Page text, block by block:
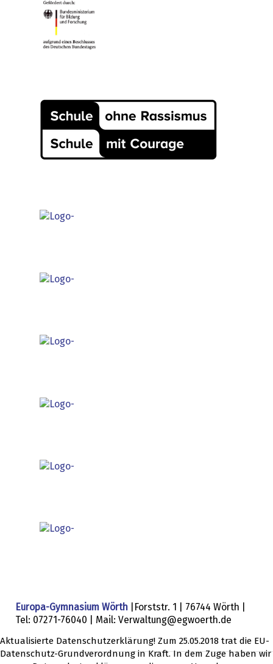
Europa-Gymnasium Wörth |Forststr. 1 | 76744 Wörth |
Tel: 07271-76040 | Mail: Verwaltung@egwoerth.de
Aktualisierte Datenschutzerklärung! Zum 25.05.2018 trat die EU-
Datenschutz-Grundverordnung in Kraft. In dem Zuge haben wir